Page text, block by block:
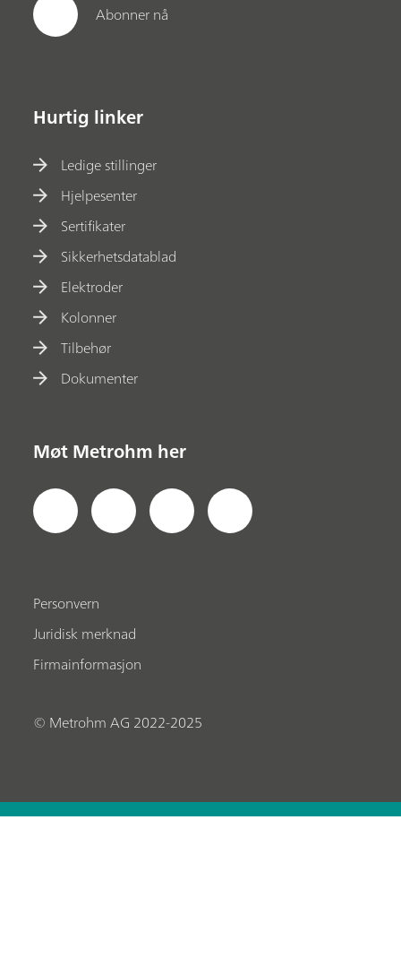
Abonner nå
Hurtig linker
Ledige stillinger
Hjelpesenter
Sertifikater
Sikkerhetsdatablad
Elektroder
Kolonner
Tilbehør
Dokumenter
Møt Metrohm her
Personvern
Juridisk merknad
Firmainformasjon
© Metrohm AG 2022-2025